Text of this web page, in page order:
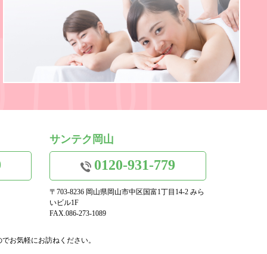
サンテク岡山
0120-931-779
〒703-8236 岡山県岡山市中区国富1丁目14-2 みら
いビル1F
FAX.086-273-1089
お気軽にお訪ねください。